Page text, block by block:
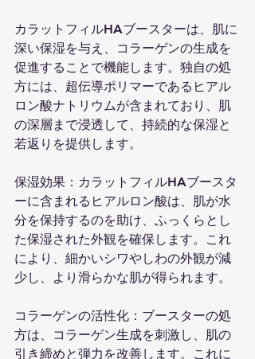
カラットフィルHAブースターは、肌に
深い保湿を与え、コラーゲンの生成を
促進することで機能します。独自の処
方には、超伝導ポリマーであるヒアル
ロン酸ナトリウムが含まれており、肌
の深層まで浸透して、持続的な保湿と
若返りを提供します。
保湿効果：カラットフィルHAブースタ
ーに含まれるヒアルロン酸は、肌が水
分を保持するのを助け、ふっくらとし
た保湿された外観を確保します。これ
により、細かいシワやしわの外観が減
少し、より滑らかな肌が得られます。
コラーゲンの活性化：ブースターの処
方は、コラーゲン生成を刺激し、肌の
引き締めと弾力を改善します。これに